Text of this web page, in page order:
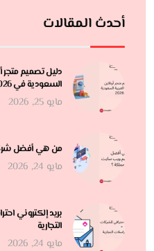
أحدث المقالات
دليل تصميم متجر
السعودية في 2026
مايو 25, 2026
من هي أفضل
مايو 24, 2026
بريد إلكتروني
التجارية
مايو 24, 2026